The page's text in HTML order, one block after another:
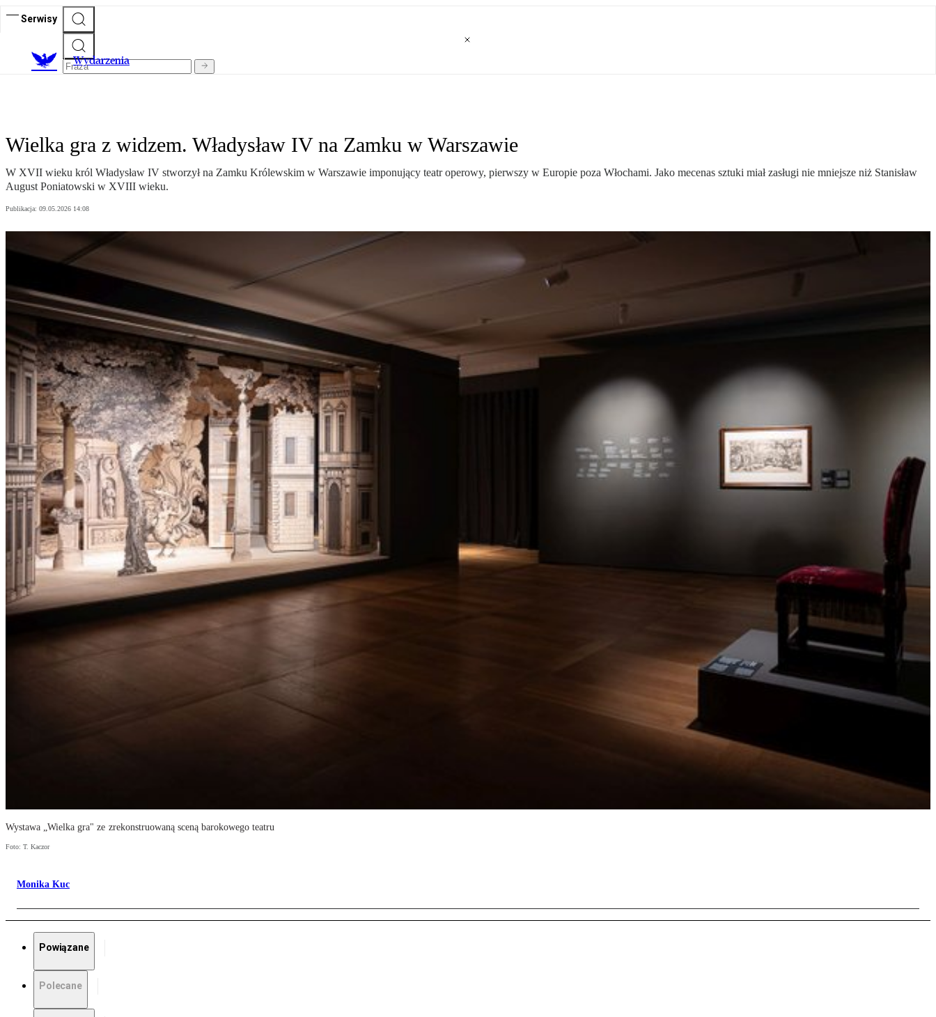
Serwisy
Wydarzenia
Wielka gra z widzem. Władysław IV na Zamku w Warszawie
W XVII wieku król Władysław IV stworzył na Zamku Królewskim w Warszawie imponujący teatr operowy, pierwszy w Europie poza Włochami. Jako mecenas sztuki miał zasługi nie mniejsze niż Stanisław
August Poniatowski w XVIII wieku.
Publikacja: 09.05.2026 14:08
Wystawa „Wielka gra" ze zrekonstruowaną sceną barokowego teatru
Foto: T. Kaczor
Monika Kuc
Powiązane
Polecane